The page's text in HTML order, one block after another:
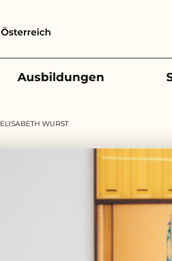
Ausbildungen
ELISABETH WURST